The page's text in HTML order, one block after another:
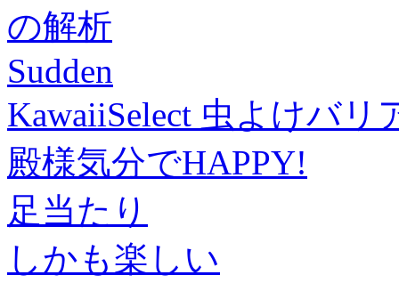
の解析
Sudden
KawaiiSelect 虫よけバリ
殿様気分でHAPPY!
足当たり
しかも楽しい